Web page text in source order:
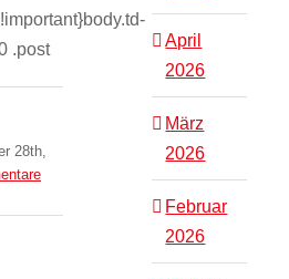
.post
28th,
April
2026
März
2026
Februar
2026